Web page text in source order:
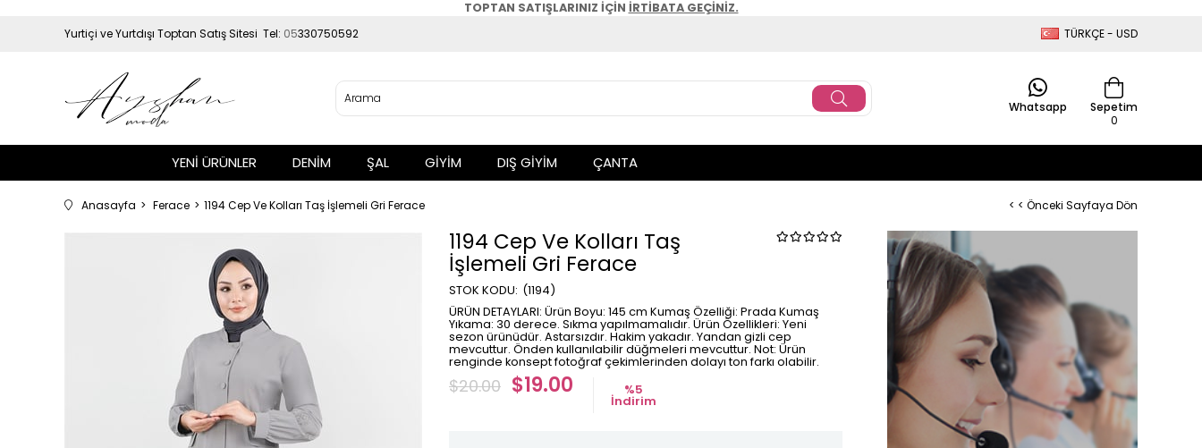
TOPTAN SATIŞLARINIZ İÇİN İRTİBATA GEÇİNİZ.
Yurtiçi ve Yurtdışı Toptan Satış Sitesi Tel: 05330750592 TÜRKÇE - USD
Sepetim
0
Whatsapp
YENİ ÜRÜNLER DENİM ŞAL GİYİM DIŞ GİYİM ÇANTA
Anasayfa Ferace 1194 Cep Ve Kolları Taş İşlemeli Gri Ferace < < Önceki Sayfaya Dön
1194 Cep Ve Kolları Taş
İşlemeli Gri Ferace
(1194)
ÜRÜN DETAYLARI: Ürün Boyu: 145 cm Kumaş Özelliği: Prada Kumaş
Yıkama: 30 derece. Sıkma yapılmamalıdır. Ürün Özellikleri: Yeni
sezon ürünüdür. Astarsızdır. Hakim yakadır. Yandan gizli cep
mevcuttur. Önden kullanılabilir düğmeleri mevcuttur. Not: Ürün
renginde konsept fotoğraf çekimlerinden dolayı ton farkı olabilir.
$20.00 $19.00 %5
İndirim